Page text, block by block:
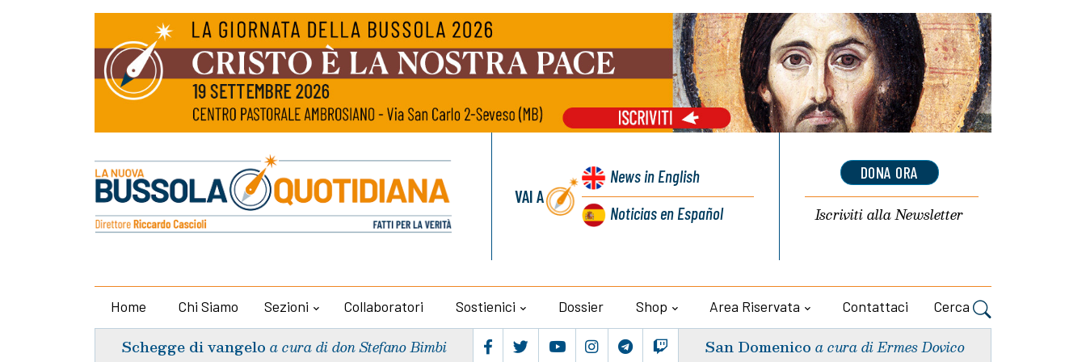
VAI A
Newsin English
Noticiasen Español
DONA ORA
Iscriviti allaNewsletter
Home Chi Siamo Sezioni Collaboratori Sostienici Dossier Shop Area Riservata Contattaci Cerca
Schegge di vangelo a cura di don Stefano Bimbi San Domenico a cura di Ermes Dovico